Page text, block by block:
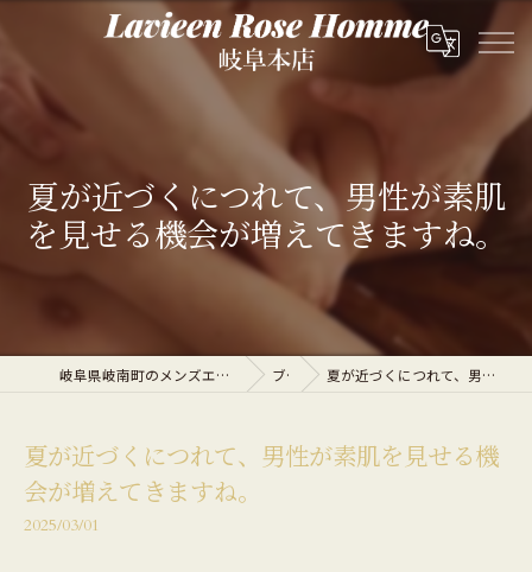
夏が近づくにつれて、男性が素肌
を見せる機会が増えてきますね。
岐阜県岐南町のメンズエステならLavieen Rose Homme 岐阜本店 ブログ 夏が近づくにつれて、男性が素肌を見せる機会が増えてきますね。
夏が近づくにつれて、男性が素肌を見せる機
会が増えてきますね。
2025/03/01